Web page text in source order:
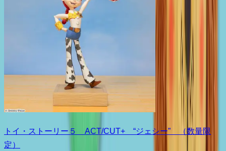
トイ・ストーリー５ ACT/CUT+ “ジェシー” （数量限
定）